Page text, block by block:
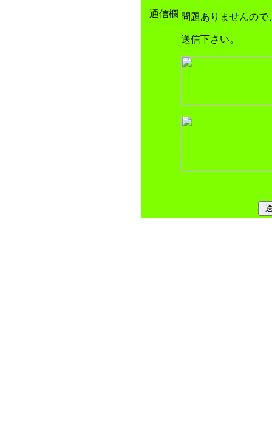
通信欄 問題ありませんの
送信下さい。